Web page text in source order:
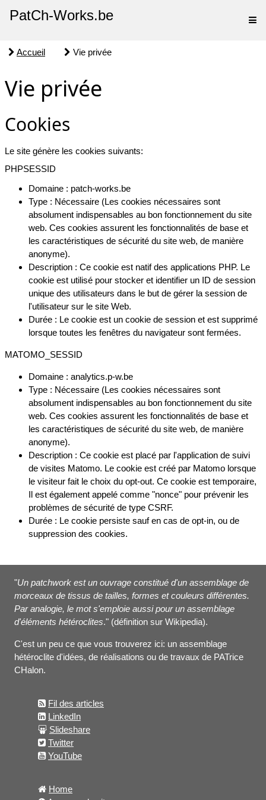
PatCh-Works.be
Accueil Vie privée
Vie privée
Cookies
Le site génère les cookies suivants:
PHPSESSID
Domaine : patch-works.be
Type : Nécessaire (Les cookies nécessaires sont
absolument indispensables au bon fonctionnement du site
web. Ces cookies assurent les fonctionnalités de base et
les caractéristiques de sécurité du site web, de manière
anonyme).
Description : Ce cookie est natif des applications PHP. Le
cookie est utilisé pour stocker et identifier un ID de session
unique des utilisateurs dans le but de gérer la session de
l'utilisateur sur le site Web.
Durée : Le cookie est un cookie de session et est supprimé
lorsque toutes les fenêtres du navigateur sont fermées.
MATOMO_SESSID
Domaine : analytics.p-w.be
Type : Nécessaire (Les cookies nécessaires sont
absolument indispensables au bon fonctionnement du site
web. Ces cookies assurent les fonctionnalités de base et
les caractéristiques de sécurité du site web, de manière
anonyme).
Description : Ce cookie est placé par l'application de suivi
de visites Matomo. Le cookie est créé par Matomo lorsque
le visiteur fait le choix du opt-out. Ce cookie est temporaire,
Il est également appelé comme "nonce" pour prévenir les
problèmes de sécurité de type CSRF.
Durée : Le cookie persiste sauf en cas de opt-in, ou de
suppression des cookies.
"Un patchwork est un ouvrage constitué d'un assemblage de
morceaux de tissus de tailles, formes et couleurs différentes.
Par analogie, le mot s'emploie aussi pour un assemblage
d'éléments hétéroclites." (définition sur Wikipedia).
C'est un peu ce que vous trouverez ici: un assemblage
hétéroclite d'idées, de réalisations ou de travaux de PATrice
CHalon.
Fil des articles
LinkedIn
Slideshare
Twitter
YouTube
Home